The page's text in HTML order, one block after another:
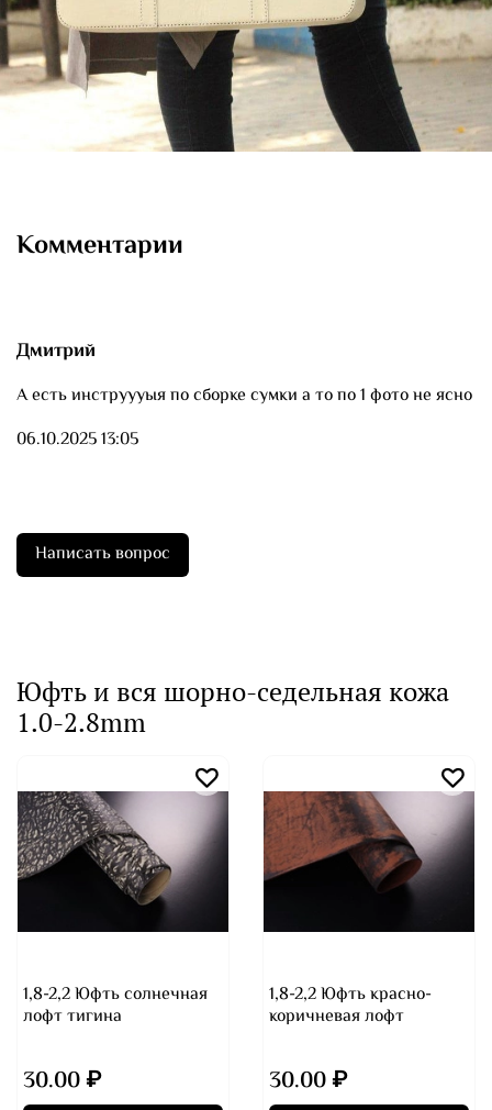
Комментарии
Дмитрий
А есть инструууыя по сборке сумки а то по 1 фото не ясно
06.10.2025 13:05
Написать вопрос
Юфть и вся шорно-седельная кожа
1.0-2.8mm
1,8-2,2 Юфть солнечная
лофт тигина
30.00 ₽
1,8-2,2 Юфть красно-
коричневая лофт
30.00 ₽